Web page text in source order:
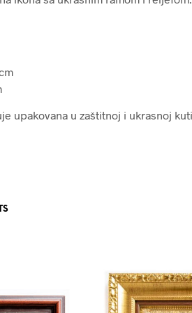
upakovana u zaštitnoj i ukrasnoj